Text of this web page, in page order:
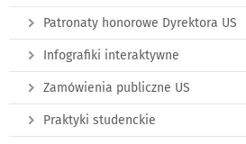
Patronaty honorowe Dyrektora US
Infografiki interaktywne
Zamówienia publiczne US
Praktyki studenckie